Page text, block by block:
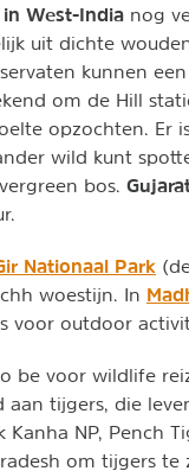
West-India nog
uit dichte
kunnen
om de Hill
opzochten. Er
wild kunt
bos.
Nationaal Park
woestijn. In
voor outdoor
be voor wildlife
tijgers, die
NP, Pench
om tijgers